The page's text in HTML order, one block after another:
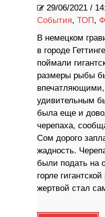
29/06/2021 /
События, ТОП,
В немецком
в городе
поймали
размеры рыбы
удивительным
была еще и
черепаха,
Сом дорого
жадность.
были подать на
горле
жертвой стал